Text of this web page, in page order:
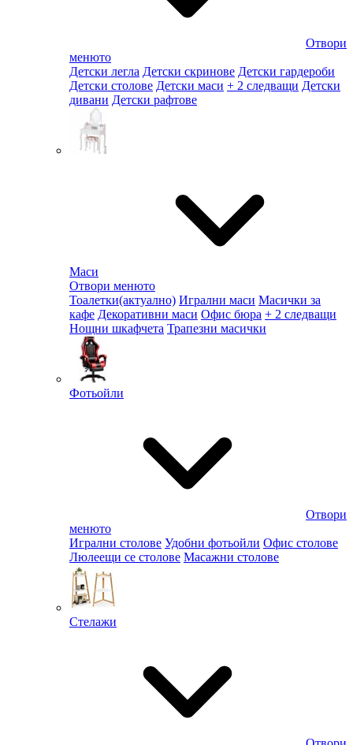
Отвори
менюто
Детски легла Детски скринове Детски гардероби
Детски столове Детски маси + 2 следващи Детски
дивани Детски рафтове
Маси
Отвори менюто
Тоалетки(актуално) Игрални маси Масички за
кафе Декоративни маси Офис бюра + 2 следващи
Нощни шкафчета Трапезни масички
Фотьойли
Отвори
менюто
Игрални столове Удобни фотьойли Офис столове
Люлеещи се столове Масажни столове
Стелажи